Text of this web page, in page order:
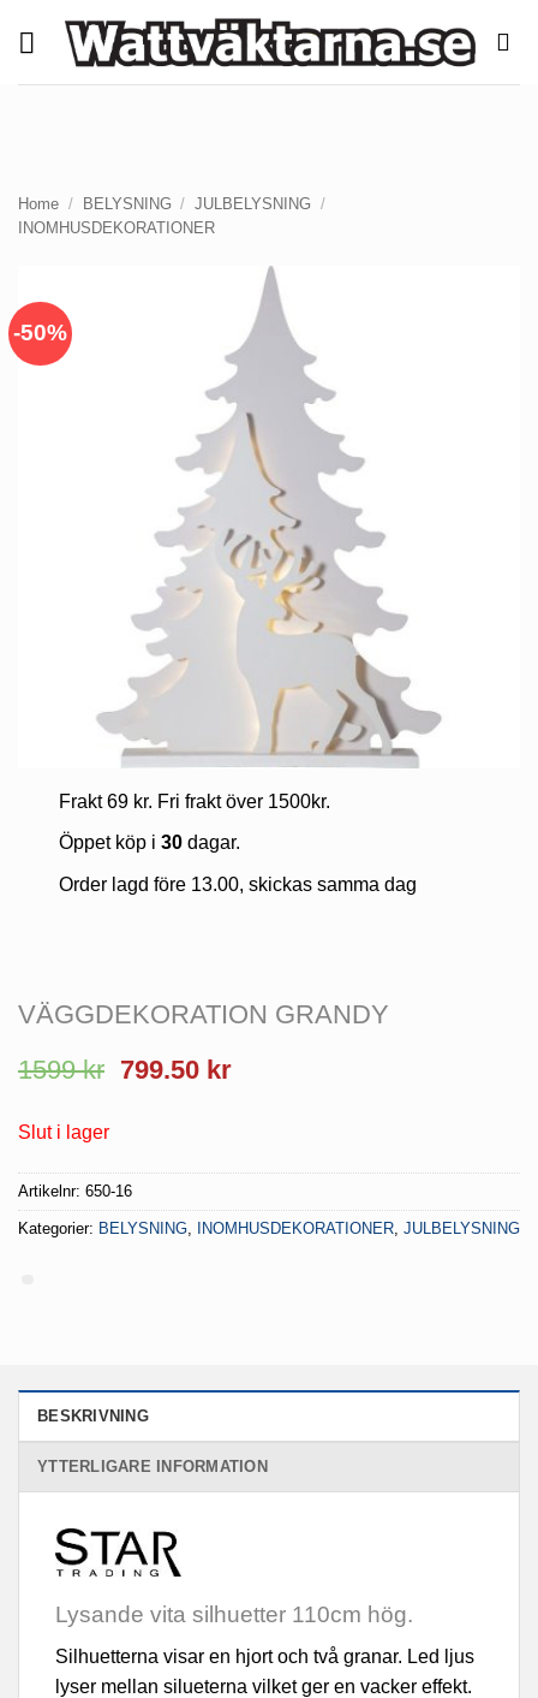
Home / BELYSNING / JULBELYSNING
/
INOMHUSDEKORATIONER
-50%
Frakt 69 kr. Fri frakt över 1500kr.
Öppet köp i 30dagar.
Order lagd före 13.00, skickas samma dag
VÄGGDEKORATION GRANDY
1599kr Det
1599 kr.
799.50 krDet
799.50 kr.
Slut i lager
Artikelnr: 650-16
Kategorier: BELYSNING INOMHUSDEKORATIONER JULBELYSNING
BESKRIVNING
YTTERLIGARE INFORMATION
Lysande vita silhuetter 110cm hög.
Silhuetterna visar en hjort och två granar. Led ljus
lyser mellan silueterna vilket ger en vacker effekt.